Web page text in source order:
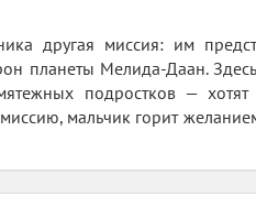
другая миссия: им
планеты Мелида-Даан.
подростков — хотят
мальчик горит